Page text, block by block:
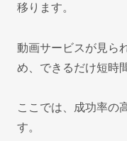
移ります。
動画サービスが見ら
め、できるだけ短時
ここでは、成功率の
す。